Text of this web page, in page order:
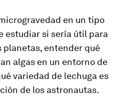
en un tipo
estudiar si sería útil para
entender qué
algas en un entorno de
variedad de lechuga es
de los astronautas.